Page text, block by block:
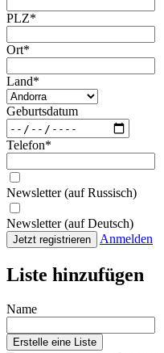
PLZ*
Ort*
Land*
Geburtsdatum
Telefon*
Newsletter (auf Russisch)
Newsletter (auf Deutsch)
Jetzt registrieren Anmelden
Liste hinzufügen
Name
Erstelle eine Liste